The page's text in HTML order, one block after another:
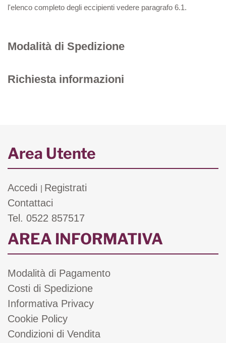
l'elenco completo degli eccipienti vedere paragrafo 6.1.
Modalità di Spedizione
Richiesta informazioni
Area Utente
Accedi
Registrati
Contattaci
Tel. 0522 857517
AREA INFORMATIVA
Modalità di Pagamento
Costi di Spedizione
Informativa Privacy
Cookie Policy
Condizioni di Vendita